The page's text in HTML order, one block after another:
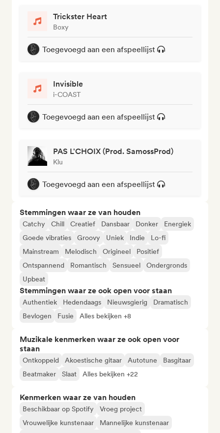
Trickster Heart
Boxy
Toegevoegd aan een afspeellijst
Invisible
i-COAST
Toegevoegd aan een afspeellijst
PAS L'CHOIX (Prod. SamossProd)
Klu
Toegevoegd aan een afspeellijst
Stemmingen waar ze van houden
Catchy Chill Creatief Dansbaar Donker
Energiek
Goede vibraties
Groovy Uniek Indie
Lo-fi
Mainstream
Melodisch Origineel
Positief
Ontspannend
Romantisch Sensueel
Ondergronds
Upbeat
Stemmingen waar ze ook open voor staan
Authentiek Hedendaags Nieuwsgierig
Dramatisch
Bevlogen
Fusie Alles bekijken +8
Muzikale kenmerken waar ze ook open voor
staan
Ontkoppeld Akoestische gitaar Autotune
Basgitaar
Beatmaker
Slaat Alles bekijken +22
Kenmerken waar ze van houden
Beschikbaar op Spotify
Vroeg project
Vrouwelijke kunstenaar
Mannelijke kunstenaar